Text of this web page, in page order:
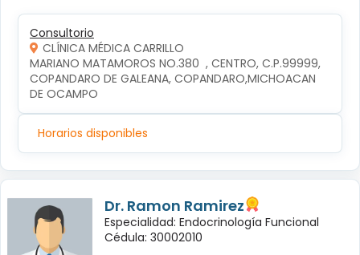
Consultorio
CLÍNICA MÉDICA CARRILLO
MARIANO MATAMOROS NO.380  , CENTRO, C.P.99999,
COPANDARO DE GALEANA, COPANDARO,MICHOACAN
DE OCAMPO
Horarios disponibles
Dr. Ramon Ramirez
Especialidad: Endocrinología Funcional
Cédula: 30002010